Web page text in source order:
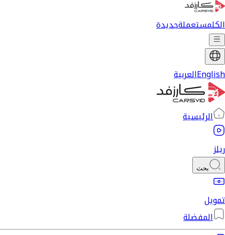
الكلمستعملةجديدة
Englishالعربية
الرئيسية
ريلز
بحث
تمويل
المفضلة